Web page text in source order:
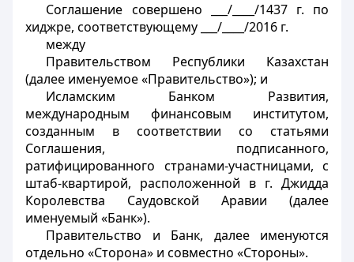
Соглашение совершено ___/____/1437 г. по
хиджре, соответствующему ___/____/2016 г.
между
Правительством Республики Казахстан
(далее именуемое «Правительство»); и
Исламским Банком Развития,
международным финансовым институтом,
созданным в соответствии со статьями
Соглашения, подписанного,
ратифицированного странами-участницами, с
штаб-квартирой, расположенной в г. Джидда
Королевства Саудовской Аравии (далее
именуемый «Банк»).
Правительство и Банк, далее именуются
отдельно «Сторона» и совместно «Стороны».